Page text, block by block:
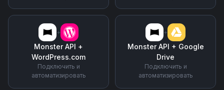
+
Monster API +
WordPress.com
Подключить и
автоматизировать
+
Monster API + Google
Drive
Подключить и
автоматизировать